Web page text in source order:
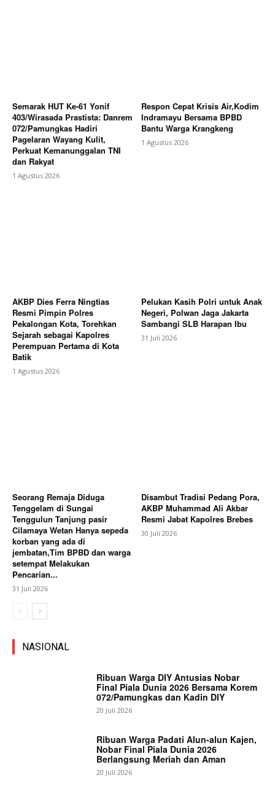
Semarak HUT Ke-61 Yonif
403/Wirasada Prastista: Danrem
072/Pamungkas Hadiri
Pagelaran Wayang Kulit,
Perkuat Kemanunggalan TNI
dan Rakyat
1 Agustus 2026
Respon Cepat Krisis Air,Kodim
Indramayu Bersama BPBD
Bantu Warga Krangkeng
1 Agustus 2026
AKBP Dies Ferra Ningtias
Resmi Pimpin Polres
Pekalongan Kota, Torehkan
Sejarah sebagai Kapolres
Perempuan Pertama di Kota
Batik
1 Agustus 2026
Pelukan Kasih Polri untuk Anak
Negeri, Polwan Jaga Jakarta
Sambangi SLB Harapan Ibu
31 Juli 2026
Seorang Remaja Diduga
Tenggelam di Sungai
Tenggulun Tanjung pasir
Cilamaya Wetan Hanya sepeda
korban yang ada di
jembatan,Tim BPBD dan warga
setempat Melakukan
Pencarian...
31 Juli 2026
Disambut Tradisi Pedang Pora,
AKBP Muhammad Ali Akbar
Resmi Jabat Kapolres Brebes
30 Juli 2026
NASIONAL
Ribuan Warga DIY Antusias Nobar
Final Piala Dunia 2026 Bersama Korem
072/Pamungkas dan Kadin DIY
20 Juli 2026
Ribuan Warga Padati Alun-alun Kajen,
Nobar Final Piala Dunia 2026
Berlangsung Meriah dan Aman
20 Juli 2026